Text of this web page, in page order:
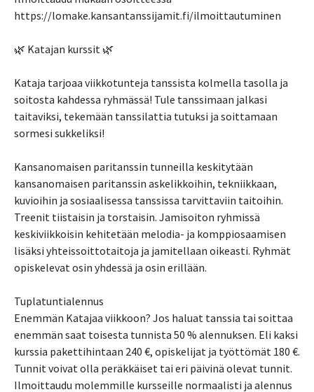
https://lomake.kansantanssijamit.fi/ilmoittautuminen
🌿 Katajan kurssit 🌿
Kataja tarjoaa viikkotunteja tanssista kolmella tasolla ja
soitosta kahdessa ryhmässä! Tule tanssimaan jalkasi
taitaviksi, tekemään tanssilattia tutuksi ja soittamaan
sormesi sukkeliksi!
Kansanomaisen paritanssin tunneilla keskitytään
kansanomaisen paritanssin askelikkoihin, tekniikkaan,
kuvioihin ja sosiaalisessa tanssissa tarvittaviin taitoihin.
Treenit tiistaisin ja torstaisin. Jamisoiton ryhmissä
keskiviikkoisin kehitetään melodia- ja komppiosaamisen
lisäksi yhteissoittotaitoja ja jamitellaan oikeasti. Ryhmät
opiskelevat osin yhdessä ja osin erillään.
Tuplatuntialennus
Enemmän Katajaa viikkoon? Jos haluat tanssia tai soittaa
enemmän saat toisesta tunnista 50 % alennuksen. Eli kaksi
kurssia pakettihintaan 240 €, opiskelijat ja työttömät 180 €.
Tunnit voivat olla peräkkäiset tai eri päivinä olevat tunnit.
Ilmoittaudu molemmille kursseille normaalisti ja alennus